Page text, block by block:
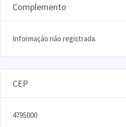
Complemento
Informação não registrada.
CEP
4795000